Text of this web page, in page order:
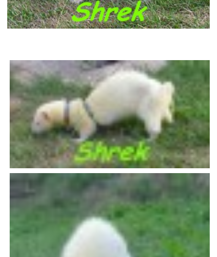
VIRTUÁLNÍ ADOPCE
DFD - DOMOV FRETČÍCH DŮCHODCŮ
PODMÍNKY PŘEVZETÍ FRETKY.
O FRETCE
O FRETCE
CHCI SI POŘÍDIT FRETKU